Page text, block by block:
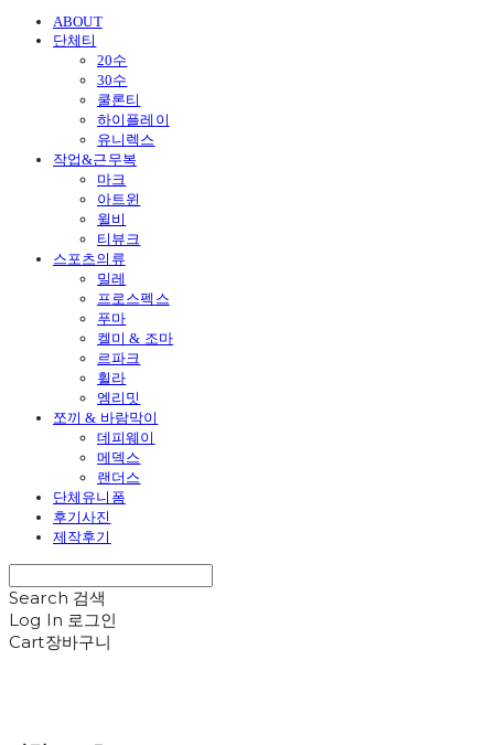
ABOUT
단체티
20수
30수
쿨론티
하이플레이
유니렉스
작업&근무복
마크
아트윈
윌비
티뷰크
스포츠의류
밀레
프로스펙스
푸마
켈미 & 조마
르파크
휠라
엠리밋
쪼끼 & 바람막이
데피웨이
메덱스
랜더스
단체유니폼
후기사진
제작후기
Search 검색
Log In 로그인
Cart장바구니